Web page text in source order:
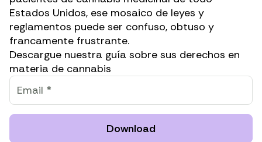
Estados Unidos, ese mosaico de leyes y
reglamentos puede ser confuso, obtuso y
francamente frustrante.
Descargue nuestra guía sobre sus derechos en
materia de cannabis
Download